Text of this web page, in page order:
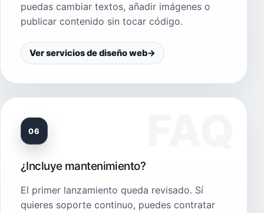
puedas cambiar textos, añadir imágenes o
publicar contenido sin tocar código.
Ver servicios de diseño web→
06
¿Incluye mantenimiento?
El primer lanzamiento queda revisado. Sí
quieres soporte continuo, puedes contratar